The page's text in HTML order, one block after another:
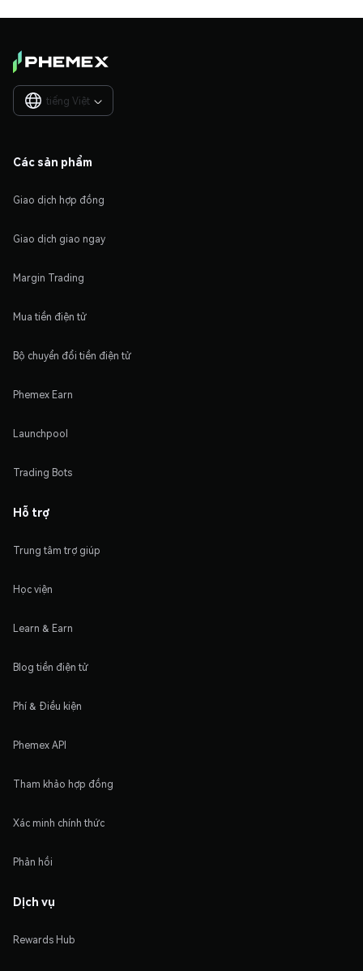
tiếng Việt 
Các sản phẩm
Giao dịch hợp đồng
Giao dịch giao ngay
Margin Trading
Mua tiền điện tử
Bộ chuyển đổi tiền điện tử
Phemex Earn
Launchpool
Trading Bots
Hỗ trợ
Trung tâm trợ giúp
Học viện
Learn & Earn
Blog tiền điện tử
Phí & Điều kiện
Phemex API
Tham khảo hợp đồng
Xác minh chính thức
Phản hồi
Dịch vụ
Rewards Hub